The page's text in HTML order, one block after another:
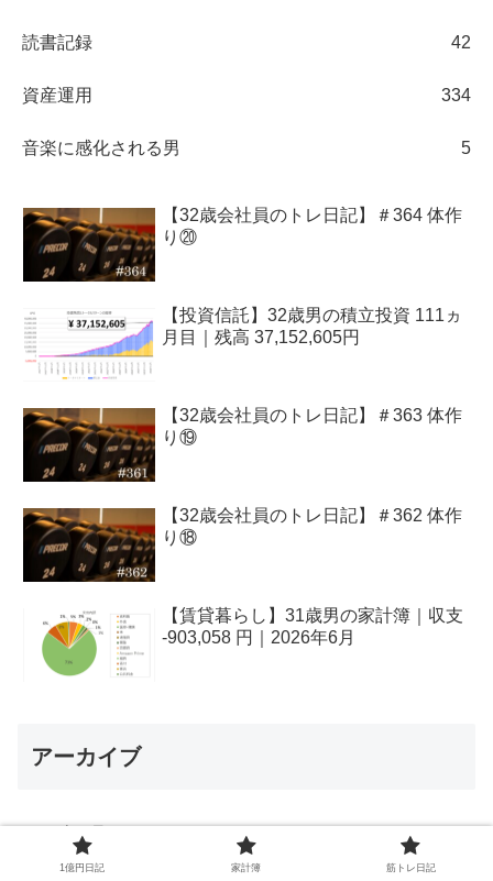
読書記録 42
資産運用 334
音楽に感化される男 5
【32歳会社員のトレ日記】＃364 体作
り⑳
【投資信託】32歳男の積立投資 111ヵ
月目｜残高 37,152,605円
【32歳会社員のトレ日記】＃363 体作
り⑲
【32歳会社員のトレ日記】＃362 体作
り⑱
【賃貸暮らし】31歳男の家計簿｜収支
-903,058 円｜2026年6月
アーカイブ
2026年8月
1億円日記 家計簿 筋トレ日記